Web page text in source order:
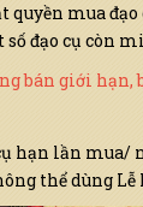
quyền mua
đạo cụ còn
bán giới hạn,
hạn lần mua/
thể dùng